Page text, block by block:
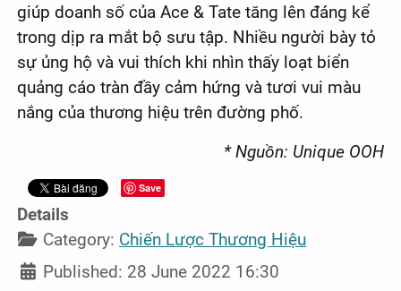
giúp doanh số của Ace & Tate tăng lên đáng kể
trong dịp ra mắt bộ sưu tập. Nhiều người bày tỏ
sự ủng hộ và vui thích khi nhìn thấy loạt biển
quảng cáo tràn đầy cảm hứng và tươi vui màu
nắng của thương hiệu trên đường phố.
* Nguồn: Unique OOH
Save
Details
Category: Chiến Lược Thương Hiệu
Published: 28 June 2022 16:30